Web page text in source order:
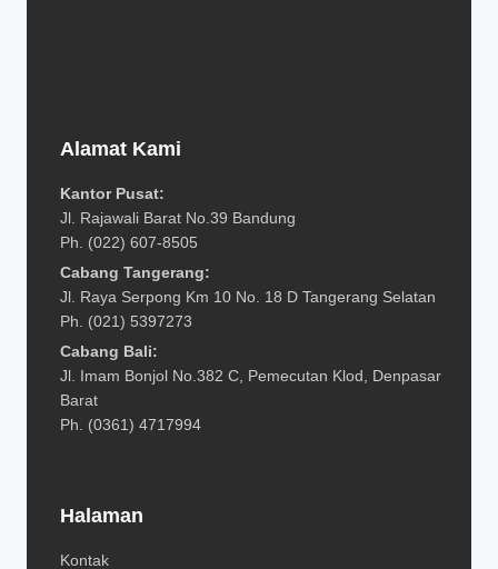
Alamat Kami
Kantor Pusat:
Jl. Rajawali Barat No.39 Bandung
Ph. (022) 607-8505
Cabang Tangerang:
Jl. Raya Serpong Km 10 No. 18 D Tangerang Selatan
Ph. (021) 5397273
Cabang Bali:
Jl. Imam Bonjol No.382 C, Pemecutan Klod, Denpasar
Barat
Ph. (0361) 4717994
Halaman
Kontak